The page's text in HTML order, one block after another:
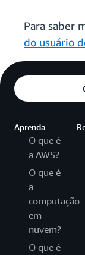
Para saber
do usuário
Aprenda
O que é
a AWS?
O que é
a
computação
em
nuvem?
O que é